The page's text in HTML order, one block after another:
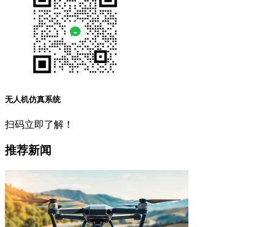
无人机仿真系统
扫码立即了解！
推荐新闻